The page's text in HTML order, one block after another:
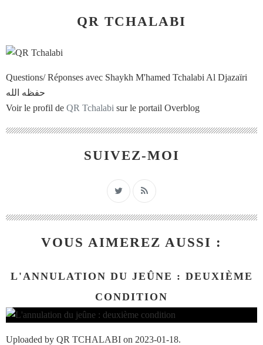
QR TCHALABI
Questions/ Réponses avec Shaykh M'hamed Tchalabi Al Djazaïri
حفظه الله
Voir le profil de QR Tchalabi sur le portail Overblog
SUIVEZ-MOI
VOUS AIMEREZ AUSSI :
L'ANNULATION DU JEÛNE : DEUXIÈME
CONDITION
Uploaded by QR TCHALABI on 2023-01-18.